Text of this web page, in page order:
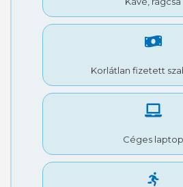
Korlátlan fizetett
Céges laptop